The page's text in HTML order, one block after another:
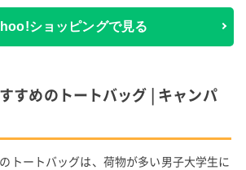
ショッピングで見る
すめのトートバッグ | キャンパ
トートバッグは、荷物が多い男子大学生に